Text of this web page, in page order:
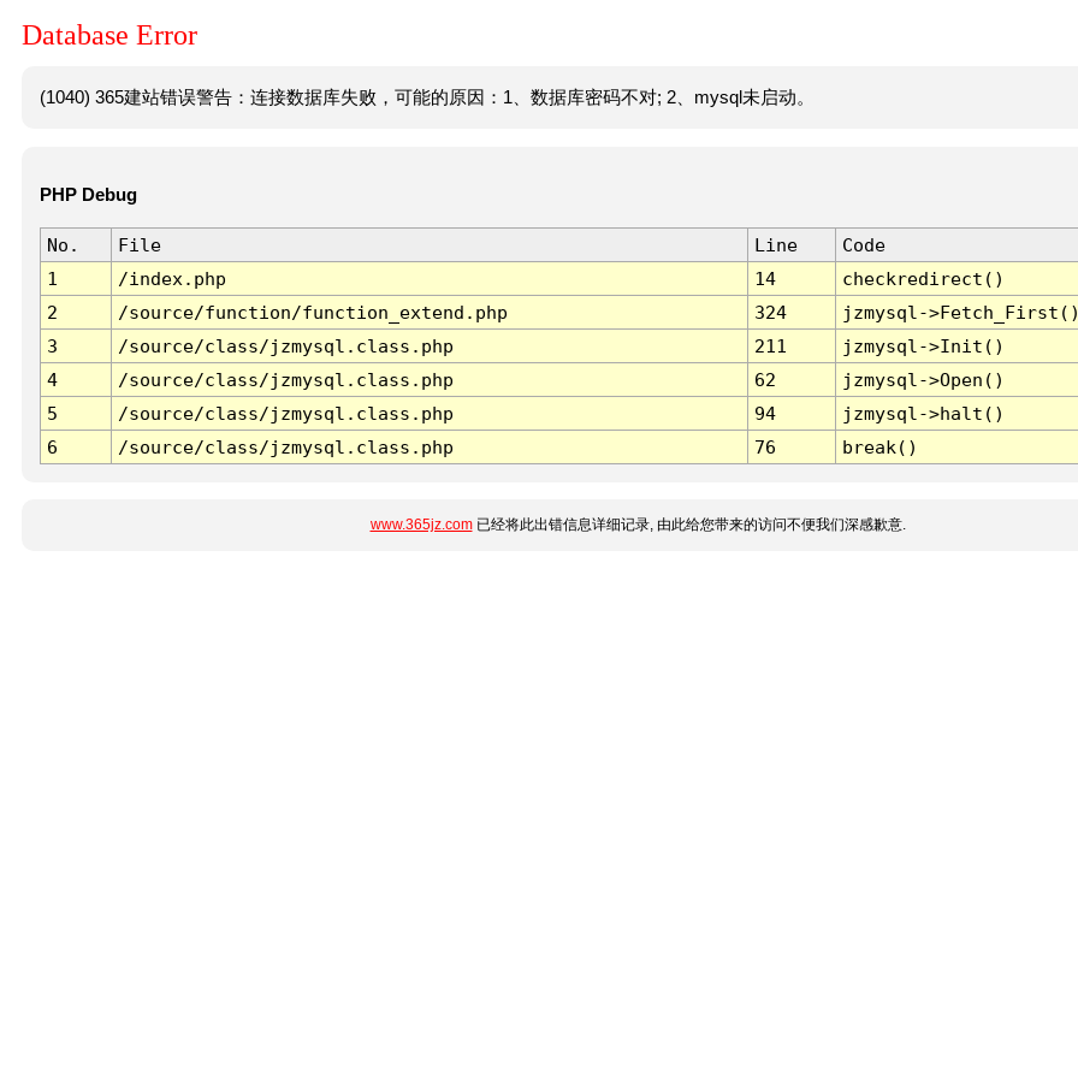
Database Error
(1040) 365建站错误警告：连接数据库失败，可能的原因：1、数据库密码不对; 2、mysql未启动。
PHP Debug
No. File Line
Code
1
/index.php 14
checkredirect()
2
/source/function/function_extend.php 324
jzmysql-
3
/source/class/jzmysql.class.php 211
jzmysql->Init()
4
/source/class/jzmysql.class.php 62
jzmysql->Open()
5
/source/class/jzmysql.class.php 94
jzmysql->halt()
6
/source/class/jzmysql.class.php 76 break()
www.365jz.com已经将此出错信息详细记录, 由此给您带来的访问不便我们深感歉意.